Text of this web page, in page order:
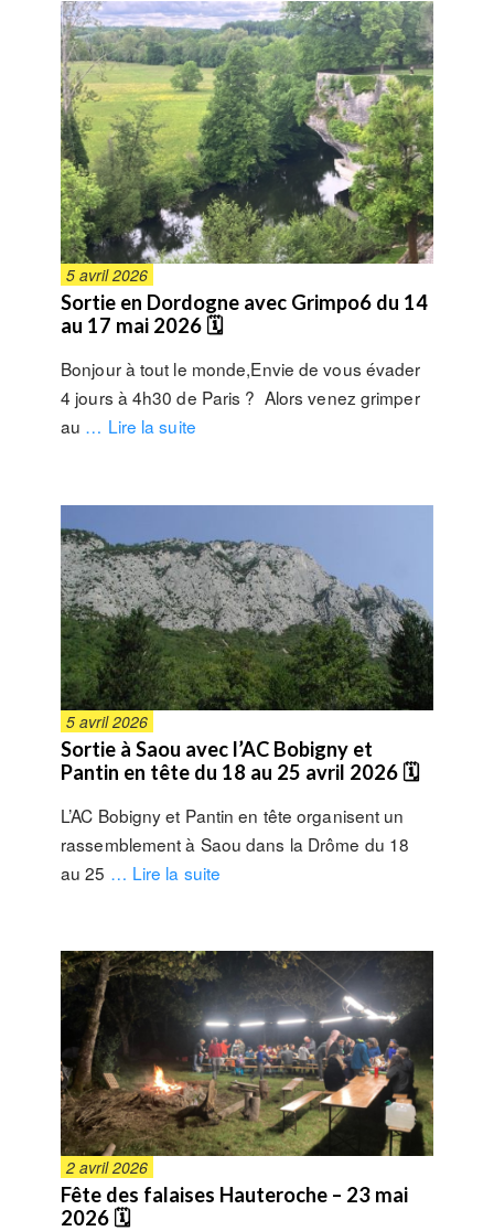
5 avril 2026
Sortie en Dordogne avec Grimpo6 du 14
au 17 mai 2026 🗓
Bonjour à tout le monde,Envie de vous évader
4 jours à 4h30 de Paris ? Alors venez grimper
au … Lire la suite
5 avril 2026
Sortie à Saou avec l’AC Bobigny et
Pantin en tête du 18 au 25 avril 2026 🗓
L’AC Bobigny et Pantin en tête organisent un
rassemblement à Saou dans la Drôme du 18
au 25 … Lire la suite
2 avril 2026
Fête des falaises Hauteroche – 23 mai
2026 🗓